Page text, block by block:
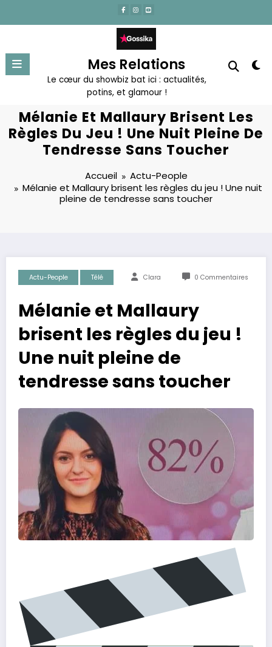
contenu
Mes Relations
Le cœur du showbiz bat ici : actualités,
potins, et glamour !
Mélanie Et Mallaury Brisent Les
Règles Du Jeu ! Une Nuit Pleine De
Tendresse Sans Toucher
Accueil
Actu-People
Mélanie et Mallaury brisent les règles du jeu ! Une nuit
pleine de tendresse sans toucher
Actu-People Télé Clara 0 Commentaires
Mélanie et Mallaury
brisent les règles du jeu !
Une nuit pleine de
tendresse sans toucher